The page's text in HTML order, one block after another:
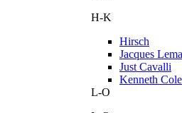
H-K
Hirsch
Jacques
Just Cavalli
Kenneth Cole
L-O